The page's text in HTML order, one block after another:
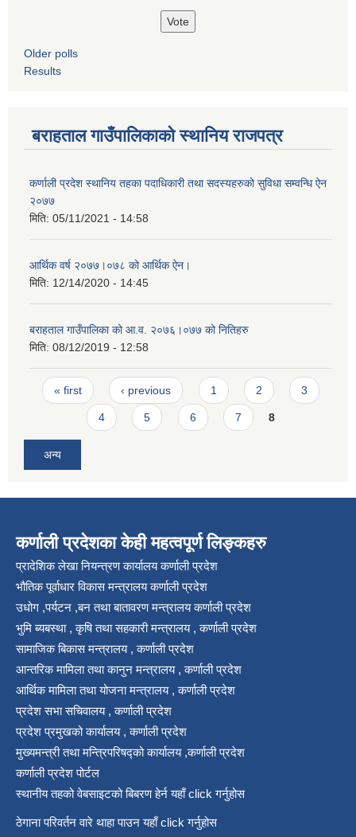
Older polls
Results
बराहताल गाउँपालिकाको स्थानिय राजपत्र
कर्णाली प्रदेश स्थानिय तहका पदाधिकारी तथा सदस्यहरुको सुविधा सम्वन्धि ऐन
२०७७
मिति: 05/11/2021 - 14:58
आर्थिक वर्ष २०७७।०७८ को आर्थिक ऐन।
मिति: 12/14/2020 - 14:45
बराहताल गाउँपालिका को आ.व. २०७६।०७७ को नितिहरु
मिति: 08/12/2019 - 12:58
Pages
« first ‹ previous 1 2 3
4 5 6 7 8
अन्य
कर्णाली प्रदेशका केही महत्वपूर्ण लिङ्कहरु
प्रादेशिक लेखा नियन्त्रण कार्यालय कर्णाली प्रदेश
भौतिक पूर्वाधार विकास मन्त्रालय कर्णाली प्रदेश
उधोग ,पर्यटन ,बन तथा बातावरण मन्त्रालय कर्णाली प्रदेश
भुमि ब्यबस्था , कृषि तथा सहकारी मन्त्रालय , कर्णाली प्रदेश
सामाजिक बिकास मन्त्रालय , कर्णाली प्रदेश
आन्तरिक मामिला तथा कानुन मन्त्रालय , कर्णाली प्रदेश
आर्थिक मामिला तथा योजना मन्त्रालय , कर्णाली प्रदेश
प्रदेश सभा सचिवालय , कर्णाली प्रदेश
प्रदेश प्रमुखको कार्यालय , कर्णाली प्रदेश
मुख्यमन्त्री तथा मन्त्रिपरिषद्को कार्यालय ,कर्णाली प्रदेश
कर्णाली प्रदेश पोर्टल
स्थानीय तहको वेबसाइटको बिबरण हेर्न यहाँ click गर्नुहोस
ठेगाना परिवर्तन वारे थाहा पाउन यहाँ click गर्नुहोस